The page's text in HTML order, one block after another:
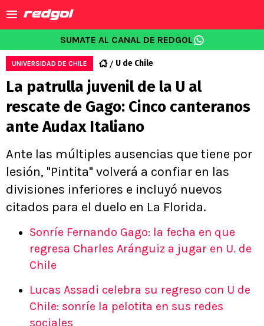
SUMATE AL CANAL DE REDGOL
UNIVERSIDAD DE CHILE U de Chile
La patrulla juvenil de la U al
rescate de Gago: Cinco canteranos
ante Audax Italiano
Ante las múltiples ausencias que tiene por
lesión, "Pintita" volverá a confiar en las
divisiones inferiores e incluyó nuevos
citados para el duelo en La Florida.
Sonríe Fernando Gago: la fecha en que
regresa Charles Aránguiz a jugar en U. de
Chile
Lucas Assadi celebra su regreso con U de
Chile: sonríe la pelotita en sus redes
sociales